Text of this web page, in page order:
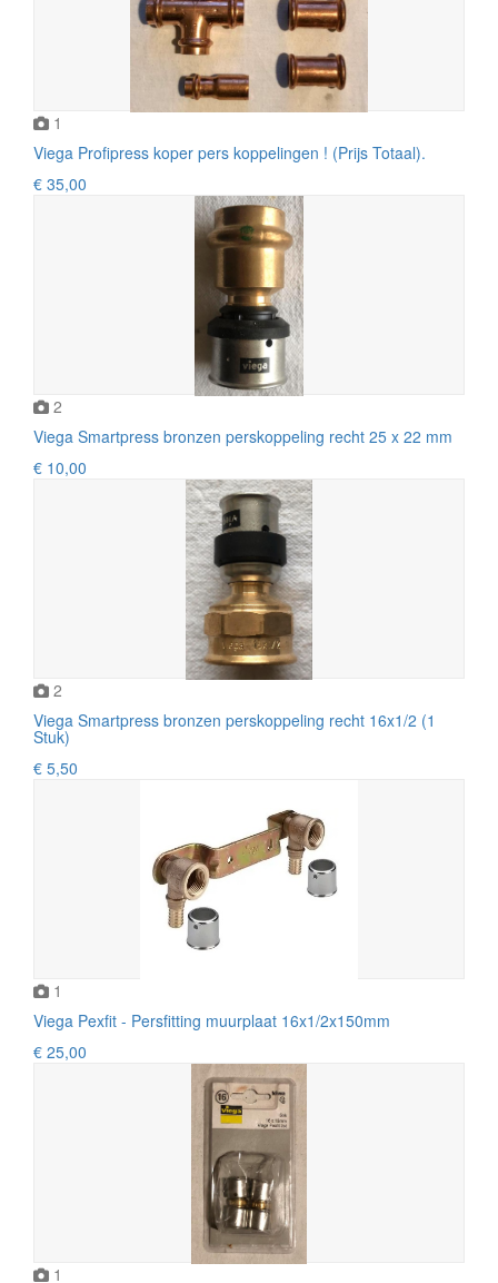
1
Viega Profipress koper pers koppelingen ! (Prijs Totaal).
€ 35,00
2
Viega Smartpress bronzen perskoppeling recht 25 x 22 mm
€ 10,00
2
Viega Smartpress bronzen perskoppeling recht 16x1/2 (1
Stuk)
€ 5,50
1
Viega Pexfit - Persfitting muurplaat 16x1/2x150mm
€ 25,00
1